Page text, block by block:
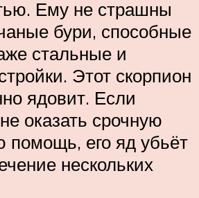
Ему не страшны
бури, способные
стальные и
Этот скорпион
ядовит. Если
оказать срочную
помощь, его яд убьёт
нескольких